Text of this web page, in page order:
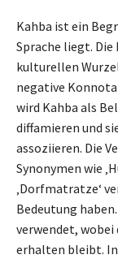
Kahba ist ein
Sprache liegt.
kulturellen
negative
wird Kahba als
diffamieren und
assoziieren. Die
Synonymen wie
‚Dorfmatratze‘
Bedeutung
verwendet, wobei
erhalten bleibt. In